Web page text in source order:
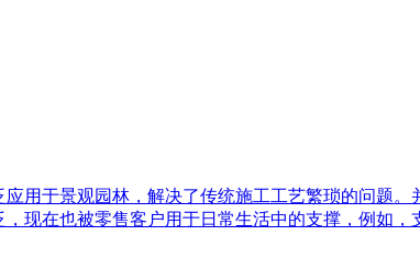
用于景观园林，解决了传统施工工艺繁琐的问题
现在也被零售客户用于日常生活中的支撑，例如